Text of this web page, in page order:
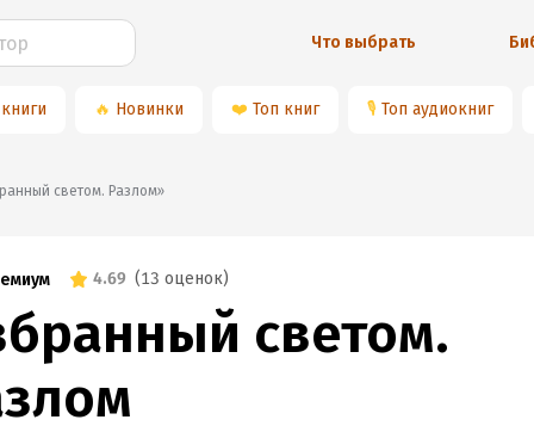
Что выбрать
🔥 Новинки ❤️ Топ книг 🎙 Топ аудиокниг
светом. Разлом»
4.69 (13 оценок)
светом.